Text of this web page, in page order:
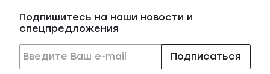
Подпишитесь на наши новости и
спецпредложения
Подписаться